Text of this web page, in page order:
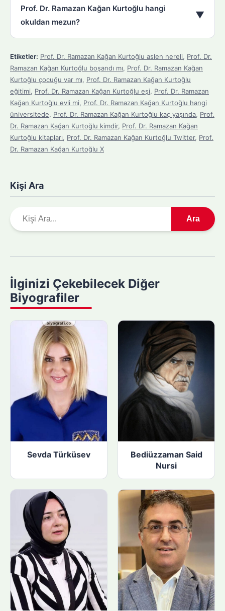
Prof. Dr. Ramazan Kağan Kurtoğlu hangi
okuldan mezun?
▼
Etiketler: Prof. Dr. Ramazan Kağan Kurtoğlu aslen nereli, Prof. Dr.
Ramazan Kağan Kurtoğlu boşandı mı, Prof. Dr. Ramazan Kağan
Kurtoğlu çocuğu var mı, Prof. Dr. Ramazan Kağan Kurtoğlu
eğitimi, Prof. Dr. Ramazan Kağan Kurtoğlu eşi, Prof. Dr. Ramazan
Kağan Kurtoğlu evli mi, Prof. Dr. Ramazan Kağan Kurtoğlu hangi
üniversitede, Prof. Dr. Ramazan Kağan Kurtoğlu kaç yaşında, Prof.
Dr. Ramazan Kağan Kurtoğlu kimdir, Prof. Dr. Ramazan Kağan
Kurtoğlu kitapları, Prof. Dr. Ramazan Kağan Kurtoğlu Twitter, Prof.
Dr. Ramazan Kağan Kurtoğlu X
Kişi Ara
r
y
a
p
Ara
İlginizi Çekebilecek Diğer
Biyografiler
Sevda Türküsev
Bediüzzaman Said
Nursi